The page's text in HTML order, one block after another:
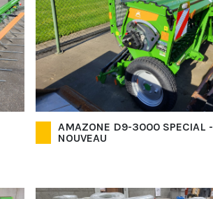
AMAZONE D9-3000 SPECIAL -
NOUVEAU